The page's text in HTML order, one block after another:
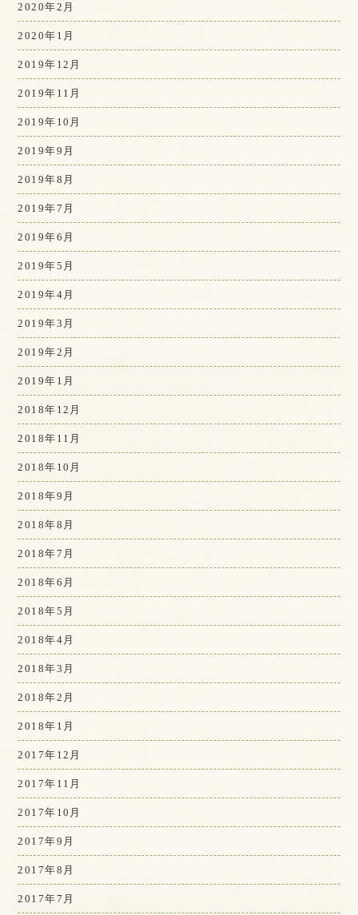
2020年2月
2020年1月
2019年12月
2019年11月
2019年10月
2019年9月
2019年8月
2019年7月
2019年6月
2019年5月
2019年4月
2019年3月
2019年2月
2019年1月
2018年12月
2018年11月
2018年10月
2018年9月
2018年8月
2018年7月
2018年6月
2018年5月
2018年4月
2018年3月
2018年2月
2018年1月
2017年12月
2017年11月
2017年10月
2017年9月
2017年8月
2017年7月